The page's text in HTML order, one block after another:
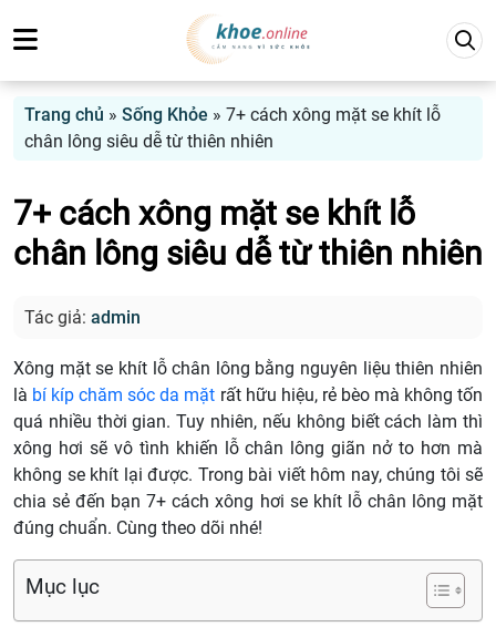
Trang chủ » Sống Khỏe » 7+ cách xông mặt se khít lỗ
chân lông siêu dễ từ thiên nhiên
7+ cách xông mặt se khít lỗ
chân lông siêu dễ từ thiên nhiên
Tác giả: admin
Xông mặt se khít lỗ chân lông bằng nguyên liệu thiên nhiên
là bí kíp chăm sóc da mặt rất hữu hiệu, rẻ bèo mà không tốn
quá nhiều thời gian. Tuy nhiên, nếu không biết cách làm thì
xông hơi sẽ vô tình khiến lỗ chân lông giãn nở to hơn mà
không se khít lại được. Trong bài viết hôm nay, chúng tôi sẽ
chia sẻ đến bạn 7+ cách xông hơi se khít lỗ chân lông mặt
đúng chuẩn. Cùng theo dõi nhé!
Mục lục